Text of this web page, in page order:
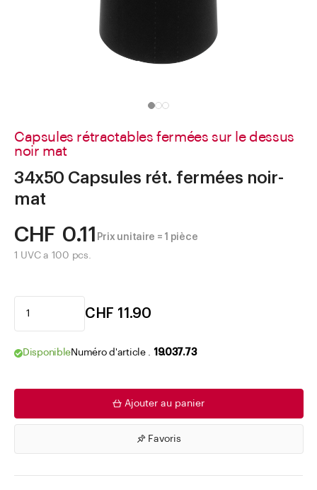
Capsules rétractables fermées sur le dessus
noir mat
34x50 Capsules rét. fermées noir-
mat
CHF 0.11
Prix unitaire = 1 pièce
1 UVC a 100 pcs.
CHF 11.90
DisponibleNuméro d'article . 19.037.73
Ajouter au panier
Favoris